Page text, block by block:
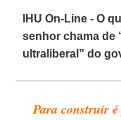
IHU On-Line - O
senhor chama de
ultraliberal” do
Para construir